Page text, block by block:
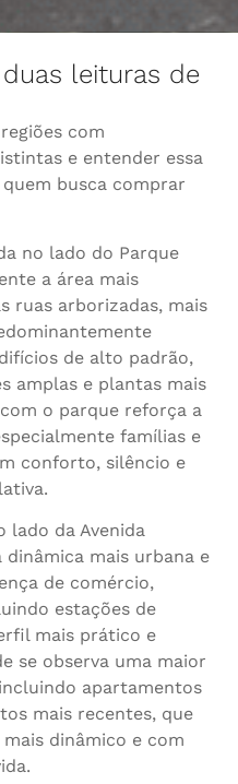
leituras de
com
e entender essa
busca comprar
no lado do Parque
a área mais
ruas arborizadas, mais
de alto padrão,
amplas e plantas mais
o parque reforça a
famílias e
conforto, silêncio e
lado da Avenida
mais urbana e
de comércio,
estações de
mais prático e
se observa uma maior
apartamentos
mais recentes, que
dinâmico e com